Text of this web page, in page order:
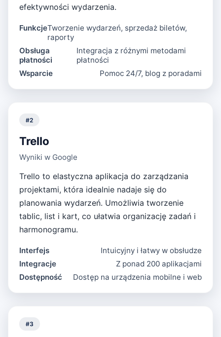
efektywności wydarzenia.
FunkcjeTworzenie wydarzeń, sprzedaż biletów,
raporty
Obsługa
płatności
Integracja z różnymi metodami
płatności
Wsparcie
Pomoc 24/7, blog z poradami
#2
Trello
Wyniki w Google
Trello to elastyczna aplikacja do zarządzania
projektami, która idealnie nadaje się do
planowania wydarzeń. Umożliwia tworzenie
tablic, list i kart, co ułatwia organizację zadań i
harmonogramu.
Interfejs
Intuicyjny i łatwy w obsłudze
Integracje
Z ponad 200 aplikacjami
Dostępność
Dostęp na urządzenia mobilne i web
#3